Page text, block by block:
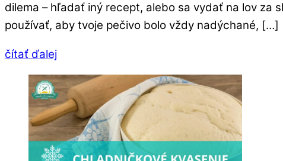
dilema – hľadať iný recept, alebo sa vydať na lov za
používať, aby tvoje pečivo bolo vždy nadýchané, […]
čítať ďalej